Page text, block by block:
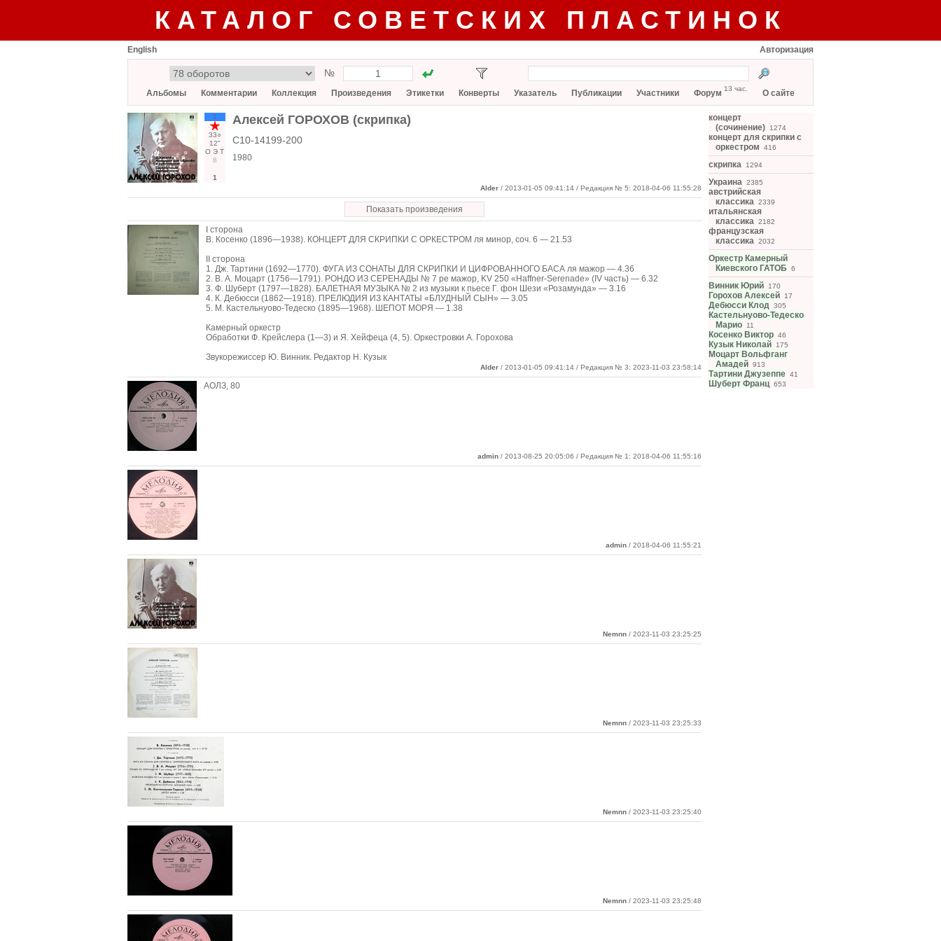
КАТАЛОГ СОВЕТСКИХ ПЛАСТИНОК
English Авторизация
№
Альбомы Комментарии Коллекция Произведения Этикетки Конверты Указатель Публикации Участники Форум 13 час. О сайте
1
33○
12"
О Э Т
8
1
Алексей ГОРОХОВ (скрипка)
С10-14199-200
1980
Alder / 2013-01-05 09:41:14 / Редакция № 5: 2018-04-06 11:55:28
Показать произведения
І сторона
В. Косенко (1896—1938). КОНЦЕРТ ДЛЯ СКРИПКИ С ОРКЕСТРОМ ля минор, соч. 6 — 21.53
II сторона
1. Дж. Тартини (1692—1770). ФУГА ИЗ СОНАТЫ ДЛЯ СКРИПКИ И ЦИФРОВАННОГО БАСА ля мажор — 4.36
2. В. А. Моцарт (1756—1791). РОНДО ИЗ СЕРЕНАДЫ № 7 ре мажор, KV 250 «Haffner-Serenade» (IV часть) — 6.32
3. Ф. Шуберт (1797—1828). БАЛЕТНАЯ МУЗЫКА № 2 из музыки к пьесе Г. фон Шези «Розамунда» — 3.16
4. К. Дебюсси (1862—1918). ПРЕЛЮДИЯ ИЗ КАНТАТЫ «БЛУДНЫЙ СЫН» — 3.05
5. М. Кастельнуово-Тедеско (1895—1968). ШЕПОТ МОРЯ — 1.38
Камерный оркестр
Обработки Ф. Крейслера (1—3) и Я. Хейфеца (4, 5). Оркестровки А. Горохова
Звукорежиссер Ю. Винник. Редактор Н. Кузык
Alder / 2013-01-05 09:41:14 / Редакция № 3: 2023-11-03 23:58:14
АОЛЗ, 80
admin / 2013-08-25 20:05:06 / Редакция № 1: 2018-04-06 11:55:16
admin / 2018-04-06 11:55:21
Nemnn / 2023-11-03 23:25:25
Nemnn / 2023-11-03 23:25:33
Nemnn / 2023-11-03 23:25:40
Nemnn / 2023-11-03 23:25:48
концерт
(сочинение) 1274
концерт для скрипки с
оркестром 416
скрипка 1294
Украина 2385
австрийская
классика 2339
итальянская
классика 2182
французская
классика 2032
Оркестр Камерный
Киевского ГАТОБ 6
Винник Юрий 170
Горохов Алексей 17
Дебюсси Клод 305
Кастельнуово-Тедеско
Марио 11
Косенко Виктор 46
Кузык Николай 175
Моцарт Вольфганг
Амадей 913
Тартини Джузеппе 41
Шуберт Франц 653